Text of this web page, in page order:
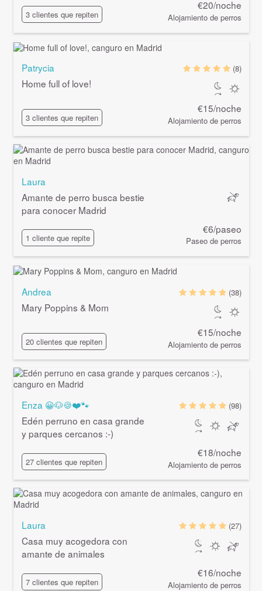
3 clientes que repiten
€20/noche
Alojamiento de perros
Patrycia
Home full of love!
3 clientes que repiten
(8)
€15/noche
Alojamiento de perros
Laura
Amante de perro busca bestie
para conocer Madrid
1 cliente que repite
€6/paseo
Paseo de perros
Andrea
Mary Poppins & Mom
20 clientes que repiten
(38)
€15/noche
Alojamiento de perros
Enza 😀🐶🍪❤️🐾
Edén perruno en casa grande
y parques cercanos :-)
27 clientes que repiten
(98)
€18/noche
Alojamiento de perros
Laura
Casa muy acogedora con
amante de animales
7 clientes que repiten
(27)
€16/noche
Alojamiento de perros